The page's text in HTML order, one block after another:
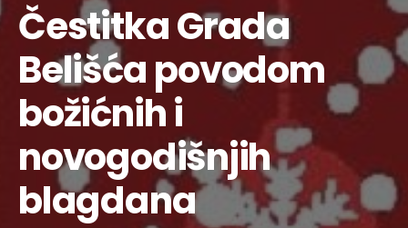
Čestitka Grada
Belišća povodom
božićnih i
novogodišnjih
blagdana